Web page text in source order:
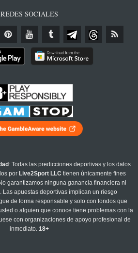
REDES SOCIALES
: Todas las predicciones deportivas y los datos
por Live2Sport LLC tienen únicamente fines
garantizamos ninguna ganancia financiera ni
Las apuestas deportivas implican un riesgo
de forma responsable y solo con fondos que
o alguien que conoce tiene problemas con la
con organizaciones de apoyo profesional de
inmediato.18+